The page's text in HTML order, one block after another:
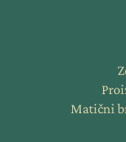
Matični